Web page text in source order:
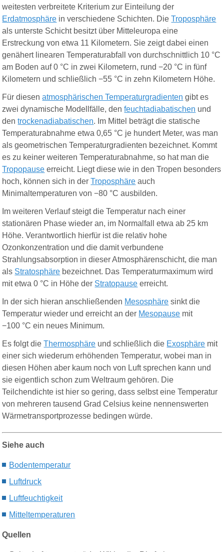
weitesten verbreitete Kriterium zur Einteilung der
Erdatmosphäre in verschiedene Schichten. DieTroposphäre
als unterste Schicht besitzt über Mitteleuropa eine
Erstreckung von etwa 11 Kilometern. Sie zeigt dabei einen
genähert linearen Temperaturabfall von durchschnittlich 10 °C
am Boden auf 0 °C in zwei Kilometern, rund −20 °C in fünf
Kilometern und schließlich −55 °C in zehn Kilometern Höhe.
Für diesenatmosphärischen Temperaturgradienten gibt es
zwei dynamische Modellfälle, denfeuchtadiabatischen und
dentrockenadiabatischen. Im Mittel beträgt die statische
Temperaturabnahme etwa 0,65 °C je hundert Meter, was man
als geometrischen Temperaturgradienten bezeichnet. Kommt
es zu keiner weiteren Temperaturabnahme, so hat man die
Tropopause erreicht. Liegt diese wie in den Tropen besonders
hoch, können sich in derTroposphäre auch
Minimaltemperaturen von −80 °C ausbilden.
Im weiteren Verlauf steigt die Temperatur nach einer
stationären Phase wieder an, im Normalfall etwa ab 25 km
Höhe. Verantwortlich hierfür ist die relativ hohe
Ozonkonzentration und die damit verbundene
Strahlungsabsorption in dieser Atmosphärenschicht, die man
als Stratosphäre bezeichnet. Das Temperaturmaximum wird
mit etwa 0 °C in Höhe der Stratopause erreicht.
In der sich hieran anschließenden Mesosphäre sinkt die
Temperatur wieder und erreicht an der Mesopause mit
−100 °C ein neues Minimum.
Es folgt dieThermosphäre und schließlich die Exosphäre mit
einer sich wiederum erhöhenden Temperatur, wobei man in
diesen Höhen aber kaum noch von Luft sprechen kann und
sie eigentlich schon zum Weltraum gehören. Die
Teilchendichte ist hier so gering, dass selbst eine Temperatur
von mehreren tausend Grad Celsius keine nennenswerten
Wärmetransportprozesse bedingen würde.
Siehe auch
Bodentemperatur
Luftdruck
Luftfeuchtigkeit
Mitteltemperaturen
Quellen